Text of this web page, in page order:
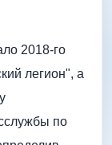
2018-го
легион", а
по